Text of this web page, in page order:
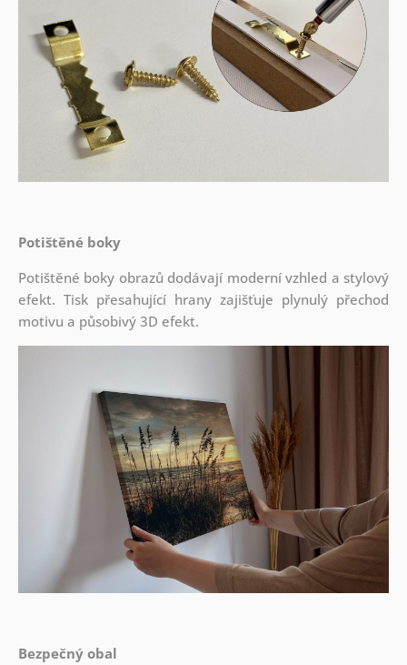
Potištěné boky
Potištěné boky obrazů dodávají moderní vzhled a stylový
efekt. Tisk přesahující hrany zajišťuje plynulý přechod
motivu a působivý 3D efekt.
Bezpečný obal